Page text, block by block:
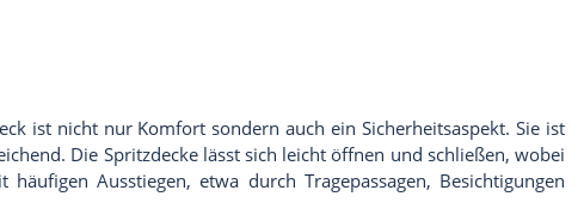
ist nicht nur Komfort sondern auch ein Sicherheitsaspekt. Sie ist
Die Spritzdecke lässt sich leicht öffnen und schließen, wobei
Ausstiegen, etwa durch Tragepassagen, Besichtigungen